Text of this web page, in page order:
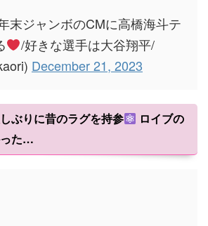
末ジャンボのCMに高橋海斗テ
/好きな選手は大谷翔平/
December 21, 2023
ぶりに昔のラグを持参
ロイブの
た…